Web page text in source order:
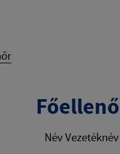
Név Vezetéknév